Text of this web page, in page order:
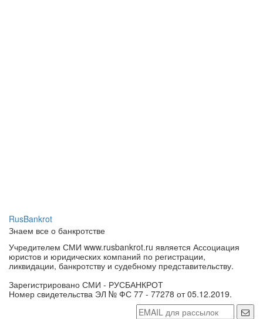
RusBankrot
Знаем все о банкротстве
Учредителем СМИ www.rusbankrot.ru является Ассоциация
юристов и юридических компаний по регистрации,
ликвидации, банкротству и судебному представительству.
Зарегистрировано СМИ - РУСБАНКРОТ
Номер свидетельства ЭЛ № ФС 77 - 77278 от 05.12.2019.